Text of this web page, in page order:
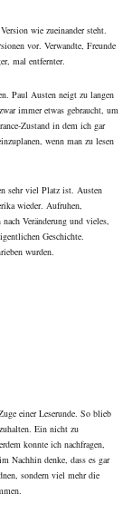
wie zueinander steht.
vor. Verwandte, Freunde
mal entfernter.
Paul Austen neigt zu langen
immer etwas gebraucht, um
Zustand in dem ich gar
wenn man zu lesen
sehr viel Platz ist. Austen
wieder. Aufruhen,
Veränderung und vieles,
Geschichte.
wurden.
einer Leserunde. So blieb
Ein nicht zu
konnte ich nachfragen,
Nachhin denke, dass es gar
sondern viel mehr die